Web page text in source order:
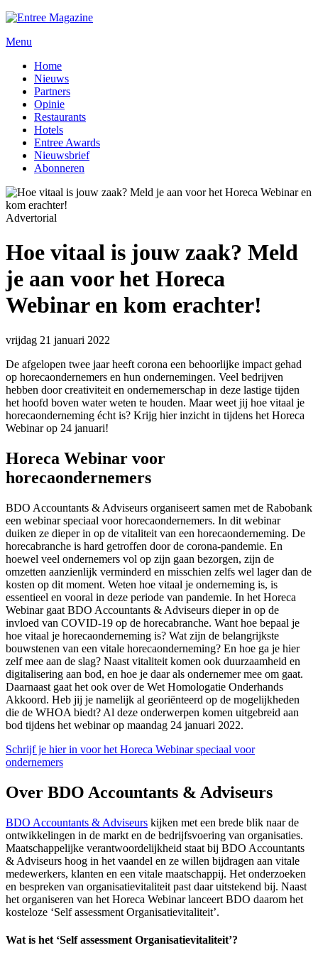
Menu
Home
Nieuws
Partners
Opinie
Restaurants
Hotels
Entree Awards
Nieuwsbrief
Abonneren
Advertorial
Hoe vitaal is jouw zaak? Meld
je aan voor het Horeca
Webinar en kom erachter!
vrijdag 21 januari 2022
De afgelopen twee jaar heeft corona een behoorlijke impact gehad
op horecaondernemers en hun ondernemingen. Veel bedrijven
hebben door creativiteit en ondernemerschap in deze lastige tijden
het hoofd boven water weten te houden. Maar weet jij hoe vitaal je
horecaonderneming écht is? Krijg hier inzicht in tijdens het Horeca
Webinar op 24 januari!
Horeca Webinar voor
horecaondernemers
BDO Accountants & Adviseurs organiseert samen met de Rabobank
een webinar speciaal voor horecaondernemers. In dit webinar
duiken ze dieper in op de vitaliteit van een horecaonderneming. De
horecabranche is hard getroffen door de corona-pandemie. En
hoewel veel ondernemers vol op zijn gaan bezorgen, zijn de
omzetten aanzienlijk verminderd en misschien zelfs wel lager dan de
kosten op dit moment. Weten hoe vitaal je onderneming is, is
essentieel en vooral in deze periode van pandemie. In het Horeca
Webinar gaat BDO Accountants & Adviseurs dieper in op de
invloed van COVID-19 op de horecabranche. Want hoe bepaal je
hoe vitaal je horecaonderneming is? Wat zijn de belangrijkste
bouwstenen van een vitale horecaonderneming? En hoe ga je hier
zelf mee aan de slag? Naast vitaliteit komen ook duurzaamheid en
digitalisering aan bod, en hoe je daar als ondernemer mee om gaat.
Daarnaast gaat het ook over de Wet Homologatie Onderhands
Akkoord. Heb jij je namelijk al georiënteerd op de mogelijkheden
die de WHOA biedt? Al deze onderwerpen komen uitgebreid aan
bod tijdens het webinar op maandag 24 januari 2022.
Schrijf je hier in voor het Horeca Webinar speciaal voor
ondernemers
Over BDO Accountants & Adviseurs
BDO Accountants & Adviseurs kijken met een brede blik naar de
ontwikkelingen in de markt en de bedrijfsvoering van organisaties.
Maatschappelijke verantwoordelijkheid staat bij BDO Accountants
& Adviseurs hoog in het vaandel en ze willen bijdragen aan vitale
medewerkers, klanten en een vitale maatschappij. Het onderzoeken
en bespreken van organisatievitaliteit past daar uitstekend bij. Naast
het organiseren van het Horeca Webinar lanceert BDO daarom het
kosteloze ‘Self assessment Organisatievitaliteit’.
Wat is het ‘Self assessment Organisatievitaliteit’?